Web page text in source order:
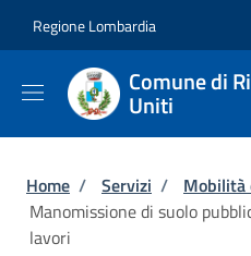
Regione Lombardia
Comune di
Uniti
Briciole di
Home / Servizi / Mobilità
Manomissione di suolo
lavori